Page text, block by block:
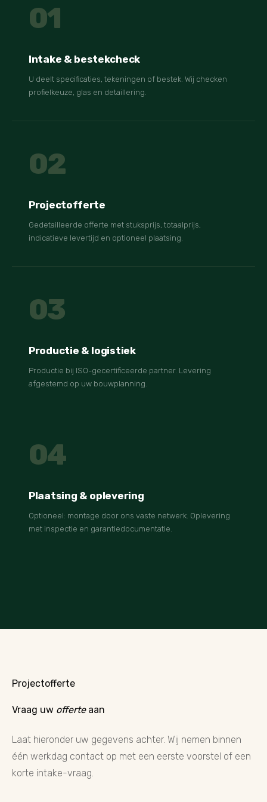
01
Intake & bestekcheck
U deelt specificaties, tekeningen of bestek. Wij checken
profielkeuze, glas en detaillering.
02
Projectofferte
Gedetailleerde offerte met stuksprijs, totaalprijs,
indicatieve levertijd en optioneel plaatsing.
03
Productie & logistiek
Productie bij ISO-gecertificeerde partner. Levering
afgestemd op uw bouwplanning.
04
Plaatsing & oplevering
Optioneel: montage door ons vaste netwerk. Oplevering
met inspectie en garantiedocumentatie.
Projectofferte
Vraag uw offerteaan
Laat hieronder uw gegevens achter. Wij nemen binnen
één werkdag contact op met een eerste voorstel of een
korte intake-vraag.